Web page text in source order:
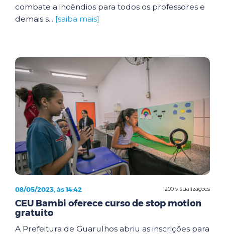
combate a incêndios para todos os professores e
demais s... [saiba mais]
1200 visualizações
08/05/2023, às 14:42
CEU Bambi oferece curso de stop motion
gratuito
A Prefeitura de Guarulhos abriu as inscrições para